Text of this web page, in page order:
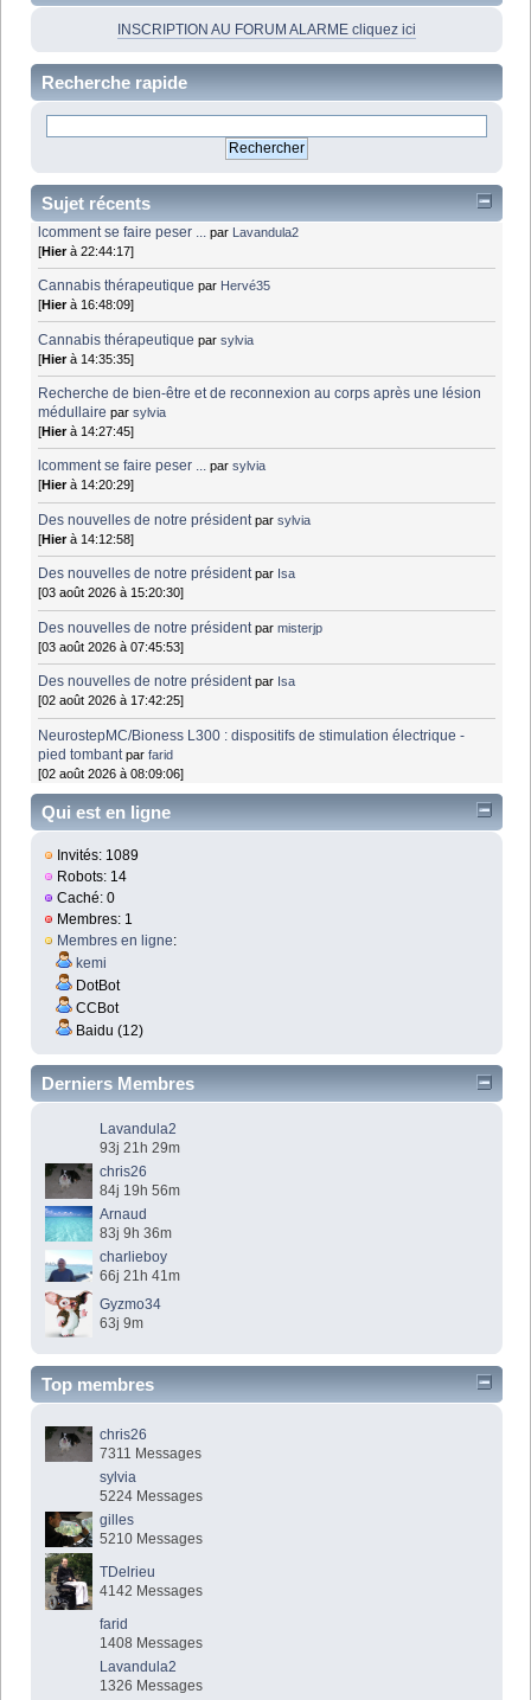
INSCRIPTION AU FORUM ALARME cliquez ici
Recherche rapide
Sujet récents
lcomment se faire peser ... par Lavandula2
[Hierà 22:44:17]
Cannabis thérapeutique par Hervé35
[Hierà 16:48:09]
Cannabis thérapeutique parsylvia
[Hierà 14:35:35]
Recherche de bien-être et de reconnexion au corps après une lésion
médullaire parsylvia
[Hierà 14:27:45]
lcomment se faire peser ... parsylvia
[Hierà 14:20:29]
Des nouvelles de notre président parsylvia
[Hierà 14:12:58]
Des nouvelles de notre président par Isa
[03 août 2026 à 15:20:30]
Des nouvelles de notre président parmisterjp
[03 août 2026 à 07:45:53]
Des nouvelles de notre président par Isa
[02 août 2026 à 17:42:25]
NeurostepMC/Bioness L300 : dispositifs de stimulation électrique -
pied tombant parfarid
[02 août 2026 à 08:09:06]
Qui est en ligne
Invités: 1089
Robots: 14
Caché: 0
Membres: 1
Membres en ligne:
kemi
DotBot
CCBot
Baidu (12)
Derniers Membres
Lavandula2
93j 21h 29m
chris26
84j 19h 56m
Arnaud
83j 9h 36m
charlieboy
66j 21h 41m
Gyzmo34
63j 9m
Top membres
chris26
7311 Messages
sylvia
5224 Messages
gilles
5210 Messages
TDelrieu
4142 Messages
farid
1408 Messages
Lavandula2
1326 Messages